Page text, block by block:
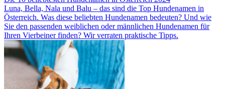
Luna, Bella, Nala und Balu – das sind die Top Hundenamen in
Österreich. Was diese beliebten Hundenamen bedeuten? Und wie
Sie den passenden weiblichen oder männlichen Hundenamen für
Ihren Vierbeiner finden? Wir verraten praktische Tipps.